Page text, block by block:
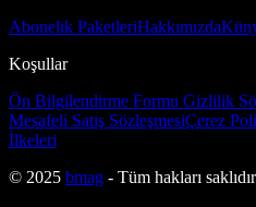
Abonelik PaketleriHakkımızda
Koşullar
Ön Bilgilendirme Formu Gizlilik
Mesafeli Satış SözleşmesiÇerez
İlkeleri
© 2025 bmag - Tüm hakları